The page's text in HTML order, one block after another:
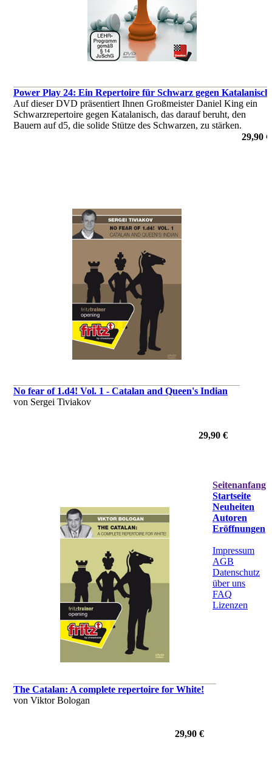
Power Play 24: Ein Repertoire für Schwarz gegen Katalanisch
Auf dieser DVD präsentiert Ihnen Großmeister Daniel King ein
Schwarzrepertoire gegen Katalanisch, das darauf beruht, den
Bauern auf d5, die solide Stütze des Schwarzen, zu stärken.
29,90 €
No fear of 1.d4! Vol. 1 - Catalan and Queen's Indian
von Sergei Tiviakov
29,90 €
The Catalan: A complete repertoire for White!
von Viktor Bologan
29,90 €
Seitenanfang
Startseite
Neuheiten
Autoren
Eröffnungen
Impressum
AGB
Datenschutz
über uns
FAQ
Lizenzen